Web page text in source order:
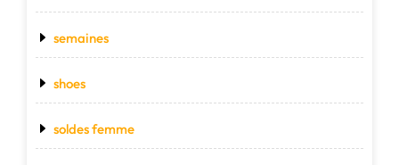
semaines
shoes
soldes femme